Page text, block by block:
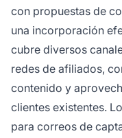
con propuestas de
una incorporación
cubre diversos
redes de afiliados,
contenido y
clientes existentes.
para correos de